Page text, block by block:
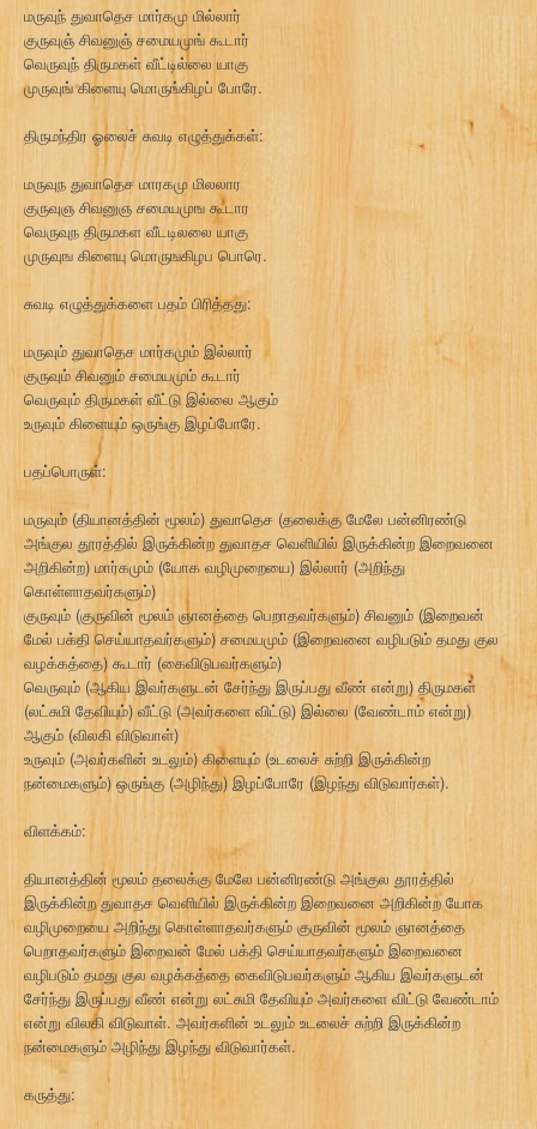
மருவுந் துவாதெச மார்கமு மில்லார்
குருவுஞ் சிவனுஞ் சமையமுங் கூடார்
வெருவுந் திருமகள் வீட்டில்லை யாகு
முருவுங் கிளையு மொருங்கிழப் போரே.
திருமந்திர ஓலைச் சுவடி எழுத்துக்கள்:
மருவுந துவாதெச மாரகமு மிலலார
குருவுஞ சிவனுஞ சமையமுங கூடார
வெருவுந திருமகள வீடடிலலை யாகு
முருவுங கிளையு மொருஙகிழப பொரெ.
சுவடி எழுத்துக்களை பதம் பிரித்தது:
மருவும் துவாதெச மார்கமும் இல்லார்
குருவும் சிவனும் சமையமும் கூடார்
வெருவும் திருமகள் வீட்டு இல்லை ஆகும்
உருவும் கிளையும் ஒருங்கு இழப்போரே.
பதப்பொருள்:
மருவும் (தியானத்தின் மூலம்) துவாதெச (தலைக்கு மேலே பன்னிரண்டு
அங்குல தூரத்தில் இருக்கின்ற துவாதச வெளியில் இருக்கின்ற இறைவனை
அறிகின்ற) மார்கமும் (யோக வழிமுறையை) இல்லார் (அறிந்து
கொள்ளாதவர்களும்)
குருவும் (குருவின் மூலம் ஞானத்தை பெறாதவர்களும்) சிவனும் (இறைவன்
மேல் பக்தி செய்யாதவர்களும்) சமையமும் (இறைவனை வழிபடும் தமது குல
வழக்கத்தை) கூடார் (கைவிடுபவர்களும்)
வெருவும் (ஆகிய இவர்களுடன் சேர்ந்து இருப்பது வீண் என்று) திருமகள்
(லட்சுமி தேவியும்) வீட்டு (அவர்களை விட்டு) இல்லை (வேண்டாம் என்று)
ஆகும் (விலகி விடுவாள்)
உருவும் (அவர்களின் உடலும்) கிளையும் (உடலைச் சுற்றி இருக்கின்ற
நன்மைகளும்) ஒருங்கு (அழிந்து) இழப்போரே (இழந்து விடுவார்கள்).
விளக்கம்:
தியானத்தின் மூலம் தலைக்கு மேலே பன்னிரண்டு அங்குல தூரத்தில்
இருக்கின்ற துவாதச வெளியில் இருக்கின்ற இறைவனை அறிகின்ற யோக
வழிமுறையை அறிந்து கொள்ளாதவர்களும் குருவின் மூலம் ஞானத்தை
பெறாதவர்களும் இறைவன் மேல் பக்தி செய்யாதவர்களும் இறைவனை
வழிபடும் தமது குல வழக்கத்தை கைவிடுபவர்களும் ஆகிய இவர்களுடன்
சேர்ந்து இருப்பது வீண் என்று லட்சுமி தேவியும் அவர்களை விட்டு வேண்டாம்
என்று விலகி விடுவாள். அவர்களின் உடலும் உடலைச் சுற்றி இருக்கின்ற
நன்மைகளும் அழிந்து இழந்து விடுவார்கள்.
கருத்து: